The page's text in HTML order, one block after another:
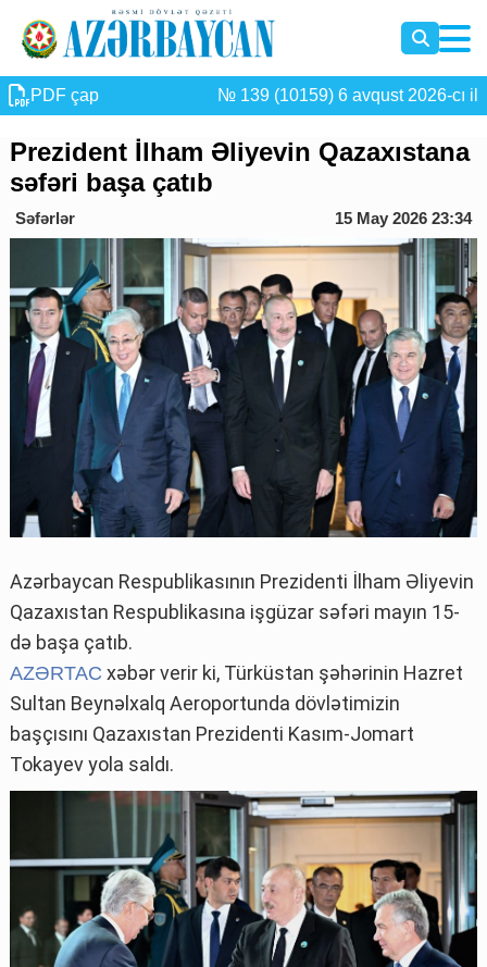
PDF çap № 139 (10159) 6 avqust 2026-cı il
Prezident İlham Əliyevin Qazaxıstana
səfəri başa çatıb
Səfərlər 15 May 2026 23:34
Azərbaycan Respublikasının Prezidenti İlham Əliyevin
Qazaxıstan Respublikasına işgüzar səfəri mayın 15-
də başa çatıb.
AZƏRTAC xəbər verir ki, Türküstan şəhərinin Hazret
Sultan Beynəlxalq Aeroportunda dövlətimizin
başçısını Qazaxıstan Prezidenti Kasım-Jomart
Tokayev yola saldı.